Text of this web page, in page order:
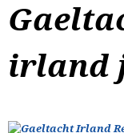
irland